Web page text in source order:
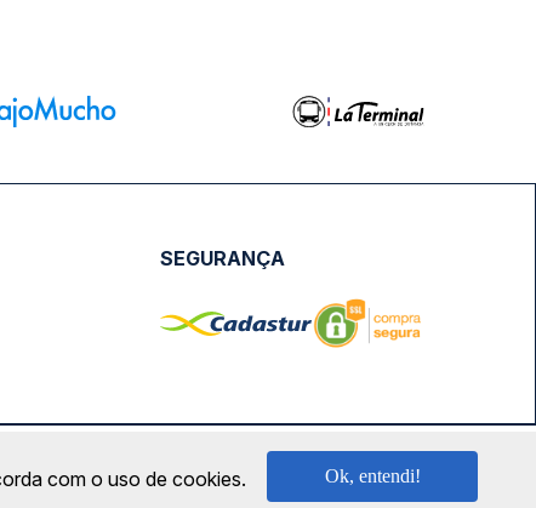
SEGURANÇA
0001-57 | saconibus@queropassagem.com.br
com o uso de cookies. Ok, entendi!